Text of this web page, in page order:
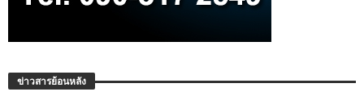
ข่าวสารย้อนหลัง